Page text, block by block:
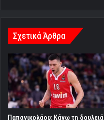
Σχετικά Άρθρα
Παπανικολάου: Κάνω τη δουλειά